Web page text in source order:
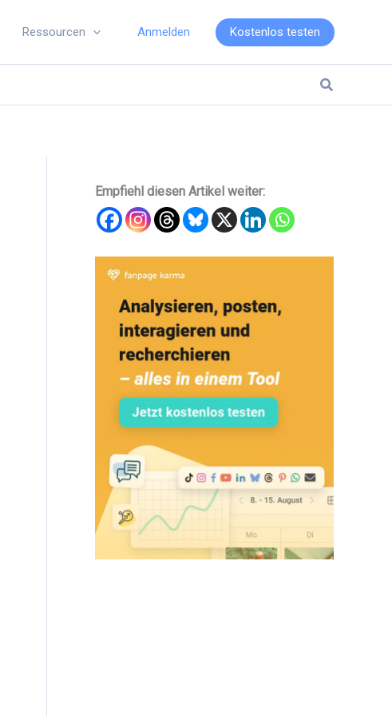
Ressourcen Anmelden Kostenlos testen
Suchen
Empfiehl diesen Artikel weiter: